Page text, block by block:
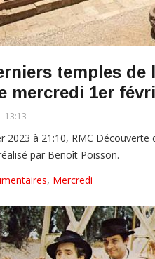
temples
mercredi 1er
13:13
2023 à 21:10, RMC
par Benoît Poisson.
, Mercredi